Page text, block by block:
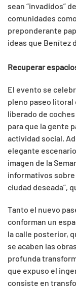
sean “invadidos”
comunidades
preponderante
ideas que Benítez
Recuperar
El evento se
pleno paseo litoral
liberado de
para que la gente
actividad social.
elegante
imagen de la
informativos sobre
ciudad deseada”,
Tanto el nuevo
conforman un
la calle posterior,
se acaben las
profunda
que expuso el
consiste en